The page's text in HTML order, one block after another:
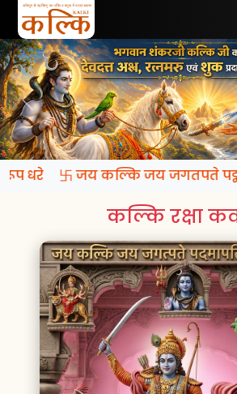
धरे 卐 जय कल्कि जय जगतपते
कल्कि रक्षा